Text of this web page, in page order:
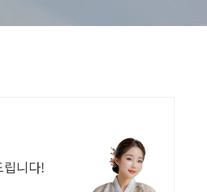
니다!